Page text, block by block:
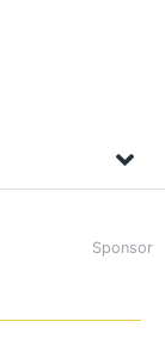
Sponsor